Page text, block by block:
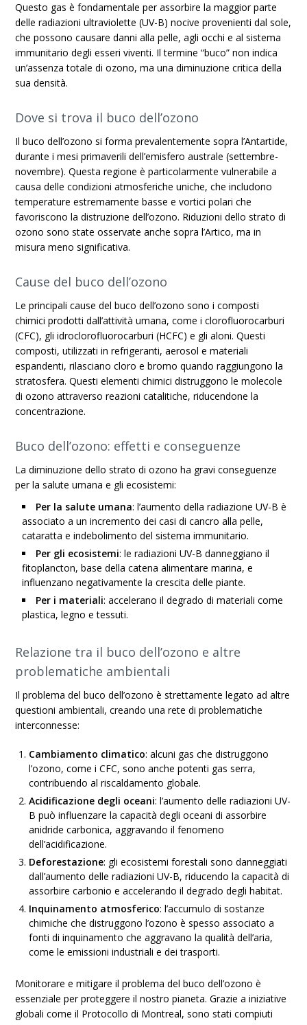
Questo gas è fondamentale per assorbire la maggior parte
delle radiazioni ultraviolette (UV-B) nocive provenienti dal sole,
che possono causare danni alla pelle, agli occhi e al sistema
immunitario degli esseri viventi. Il termine “buco” non indica
un’assenza totale di ozono, ma una diminuzione critica della
sua densità.
Dove si trova il buco dell’ozono
Il buco dell’ozono si forma prevalentemente sopra l’Antartide,
durante i mesi primaverili dell’emisfero australe (settembre-
novembre). Questa regione è particolarmente vulnerabile a
causa delle condizioni atmosferiche uniche, che includono
temperature estremamente basse e vortici polari che
favoriscono la distruzione dell’ozono. Riduzioni dello strato di
ozono sono state osservate anche sopra l’Artico, ma in
misura meno significativa.
Cause del buco dell’ozono
Le principali cause del buco dell’ozono sono i composti
chimici prodotti dall’attività umana, come i clorofluorocarburi
(CFC), gli idroclorofluorocarburi (HCFC) e gli aloni. Questi
composti, utilizzati in refrigeranti, aerosol e materiali
espandenti, rilasciano cloro e bromo quando raggiungono la
stratosfera. Questi elementi chimici distruggono le molecole
di ozono attraverso reazioni catalitiche, riducendone la
concentrazione.
Buco dell’ozono: effetti e conseguenze
La diminuzione dello strato di ozono ha gravi conseguenze
per la salute umana e gli ecosistemi:
Per la salute umana: l’aumento della radiazione UV-B è
associato a un incremento dei casi di cancro alla pelle,
cataratta e indebolimento del sistema immunitario.
Per gli ecosistemi: le radiazioni UV-B danneggiano il
fitoplancton, base della catena alimentare marina, e
influenzano negativamente la crescita delle piante.
Per i materiali: accelerano il degrado di materiali come
plastica, legno e tessuti.
Relazione tra il buco dell’ozono e altre
problematiche ambientali
Il problema del buco dell’ozono è strettamente legato ad altre
questioni ambientali, creando una rete di problematiche
interconnesse:
Cambiamento climatico: alcuni gas che distruggono
l’ozono, come i CFC, sono anche potenti gas serra,
contribuendo al riscaldamento globale.
Acidificazione degli oceani: l’aumento delle radiazioni UV-
B può influenzare la capacità degli oceani di assorbire
anidride carbonica, aggravando il fenomeno
dell’acidificazione.
Deforestazione: gli ecosistemi forestali sono danneggiati
dall’aumento delle radiazioni UV-B, riducendo la capacità di
assorbire carbonio e accelerando il degrado degli habitat.
Inquinamento atmosferico: l’accumulo di sostanze
chimiche che distruggono l’ozono è spesso associato a
fonti di inquinamento che aggravano la qualità dell’aria,
come le emissioni industriali e dei trasporti.
Monitorare e mitigare il problema del buco dell’ozono è
essenziale per proteggere il nostro pianeta. Grazie a iniziative
globali come il Protocollo di Montreal, sono stati compiuti